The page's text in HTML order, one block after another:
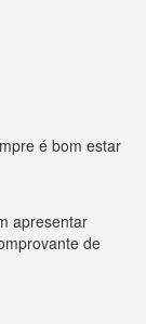
é bom estar
apresentar
de